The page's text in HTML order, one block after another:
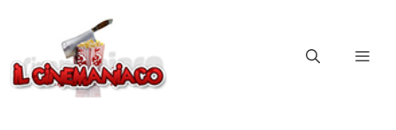
contenuto